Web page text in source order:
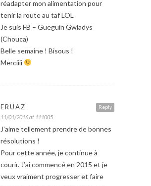
réadapter mon alimentation pour
tenir la route au taf LOL
Je suis FB – Gueguin Gwladys
(Chouca)
Belle semaine ! Bisous !
Merciiii
Reply
ERUAZ
11/01/2016 at 111005
J’aime tellement prendre de bonnes
résolutions !
Pour cette année, je continue à
courir. J’ai commencé en 2015 et je
veux vraiment progresser et faire